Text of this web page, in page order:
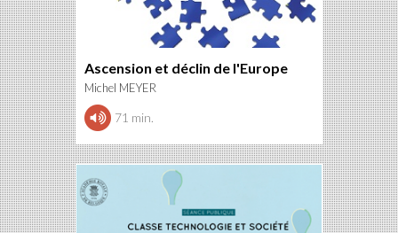
Ascension et déclin de l'Europe
Michel MEYER
71 min.